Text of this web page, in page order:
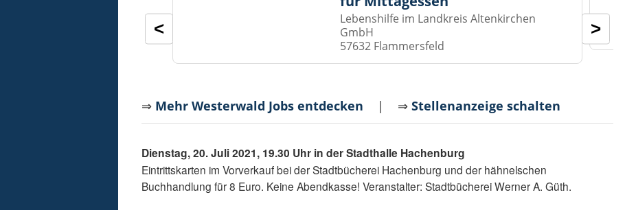
Lebenshilfe im Landkreis Altenkirchen
GmbH
57632 Flammersfeld
< >
⇒ Mehr Westerwald Jobs entdecken | ⇒Stellenanzeige schalten
Dienstag, 20. Juli 2021, 19.30 Uhr in der Stadthalle Hachenburg
Eintrittskarten im Vorverkauf bei der Stadtbücherei Hachenburg und der hähnelschen
Buchhandlung für 8 Euro. Keine Abendkasse! Veranstalter: Stadtbücherei Werner A. Güth.